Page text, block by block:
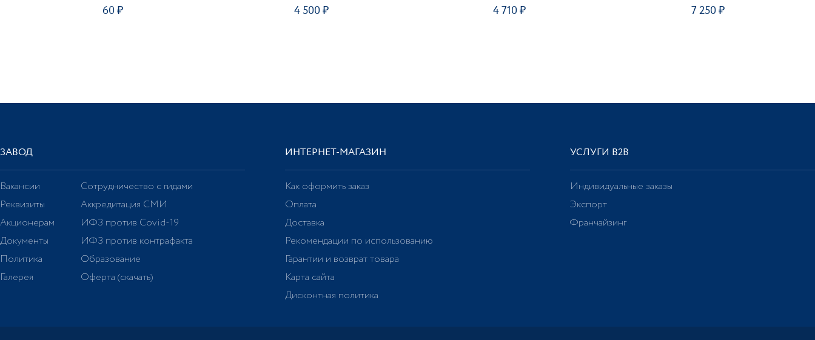
60 4 500 4 710 7 250
ЗАВОД
Вакансии
Реквизиты
Акционерам
Документы
Политика
Галерея
Сотрудничество с гидами
Аккредитация СМИ
ИФЗ против Covid-19
ИФЗ против контрафакта
Образование
Оферта (скачать)
ИНТЕРНЕТ-МАГАЗИН
Как оформить заказ
Оплата
Доставка
Рекомендации по использованию
Гарантии и возврат товара
Карта сайта
Дисконтная политика
УСЛУГИ В2В
Индивидуальные заказы
Экспорт
Франчайзинг